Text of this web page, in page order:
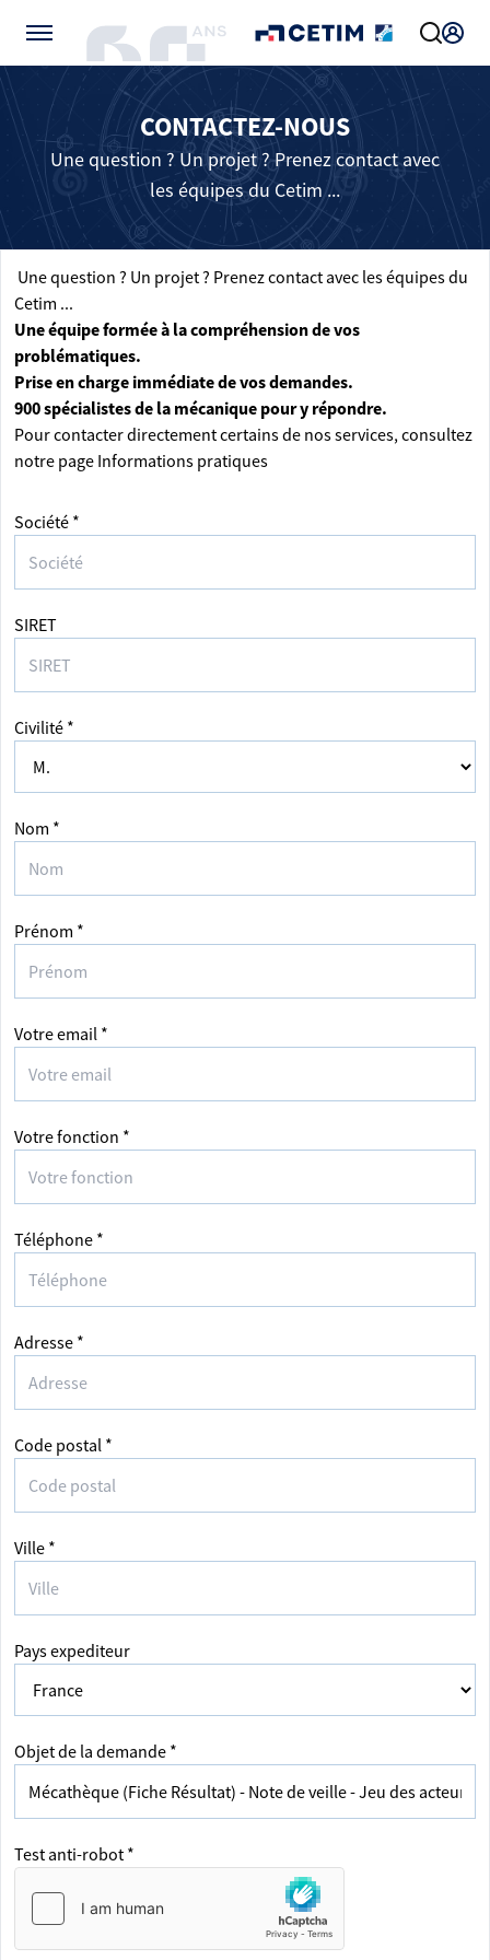
CONTACTEZ-NOUS
Une question ? Un projet ? Prenez contact avec
les équipes du Cetim ...
Une question ? Un projet ? Prenez contact avec les équipes du
Cetim ...
Une équipe formée à la compréhension de vos
problématiques.
Prise en charge immédiate de vos demandes.
900 spécialistes de la mécanique pour y répondre.
Pour contacter directement certains de nos services, consultez
notre page Informations pratiques
Société *
SIRET
Civilité *
Nom *
Prénom *
Votre email *
Votre fonction *
Téléphone *
Adresse *
Code postal *
Ville *
Pays expediteur
Objet de la demande *
Test anti-robot *